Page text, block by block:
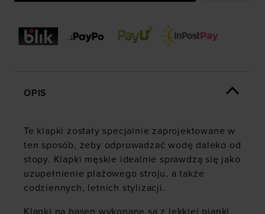
OPIS
Te klapki zostały specjalnie zaprojektowane w
ten sposób, żeby odprowadzać wodę daleko od
stopy. Klapki męskie idealnie sprawdzą się jako
uzupełnienie plażowego stroju, a także
codziennych, letnich stylizacji.